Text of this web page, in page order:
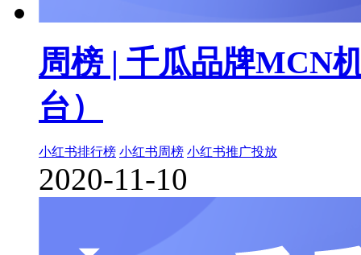
周榜 | 千瓜品牌MCN
台）
小红书排行榜 小红书周榜 小红书推广投放
2020-11-10